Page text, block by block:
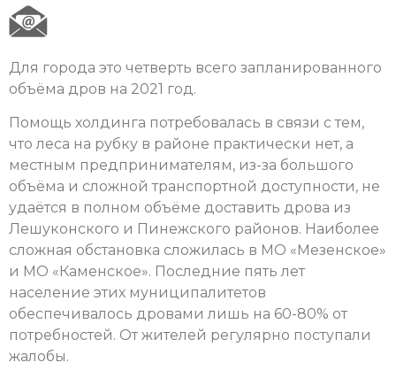
Для города это четверть всего запланированного
объёма дров на 2021 год.
Помощь холдинга потребовалась в связи с тем,
что леса на рубку в районе практически нет, а
местным предпринимателям, из-за большого
объёма и сложной транспортной доступности, не
удаётся в полном объёме доставить дрова из
Лешуконского и Пинежского районов. Наиболее
сложная обстановка сложилась в МО «Мезенское»
и МО «Каменское». Последние пять лет
население этих муниципалитетов
обеспечивалось дровами лишь на 60-80% от
потребностей. От жителей регулярно поступали
жалобы.